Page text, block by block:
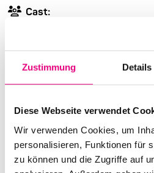
Zustimmung Details
Diese Webseite verwendet
Wir verwenden Cookies, um
personalisieren, Funktionen für
zu können und die Zugriffe auf
Cast:
Dave Gisler: g
Raffaele Bossard: b
Michi Stulz: dr
Advance ticket price: €17
Box office: €21
Nationality: Switzerland